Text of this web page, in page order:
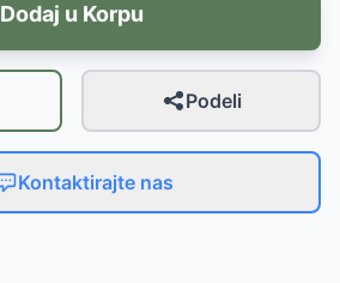
Dodaj u Korpu
Podeli
Kontaktirajte nas